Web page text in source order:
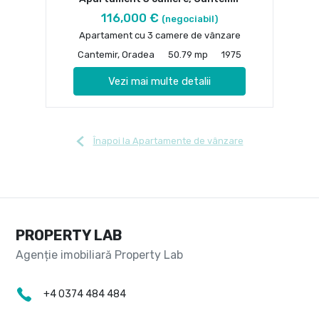
116,000 € (negociabil)
Apartament cu 3 camere de vânzare
Cantemir, Oradea
50.79 mp 1975
Vezi mai multe detalii
Înapoi la Apartamente de vânzare
PROPERTY LAB
+4 0374 484 484